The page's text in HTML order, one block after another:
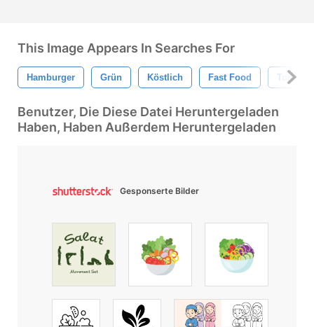
This Image Appears In Searches For
Hamburger Grün Köstlich Fast Food
Benutzer, Die Diese Datei Heruntergeladen
Haben, Haben Außerdem Heruntergeladen
Gesponserte Bilder